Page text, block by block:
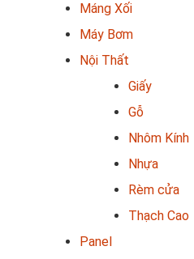
Máng Xối
Máy Bơm
Nội Thất
Giấy
Gỗ
Nhôm Kính
Nhựa
Rèm cửa
Thạch Cao
Panel